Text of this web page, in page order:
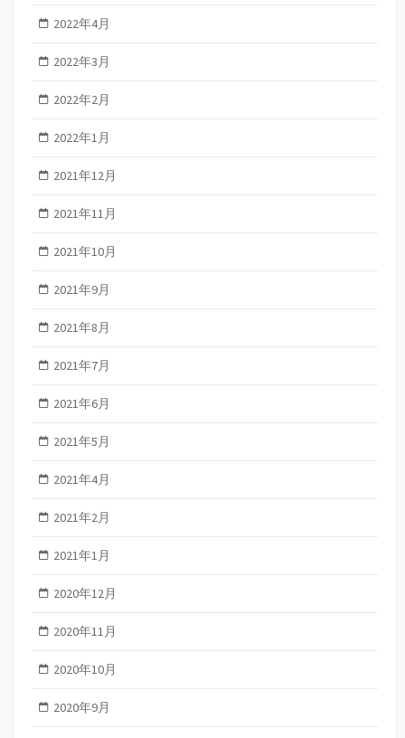
2022年4月
2022年3月
2022年2月
2022年1月
2021年12月
2021年11月
2021年10月
2021年9月
2021年8月
2021年7月
2021年6月
2021年5月
2021年4月
2021年2月
2021年1月
2020年12月
2020年11月
2020年10月
2020年9月